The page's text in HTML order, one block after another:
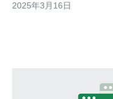
保证用户的在线业务不会
2025年3月16日